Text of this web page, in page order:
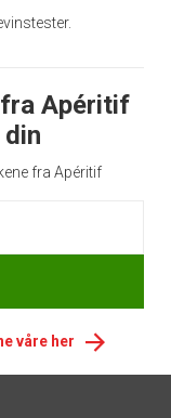
Apéritif
fra Apéritif
våre her